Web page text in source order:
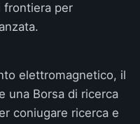
frontiera per
elettromagnetico, il
una Borsa di ricerca
coniugare ricerca e